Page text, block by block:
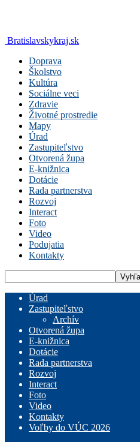
Bratislavskykraj.sk
Doprava
Školstvo
Kultúra
Sociálne veci
Zdravie
Životné prostredie
Mapy
Úrad
Zastupiteľstvo
Otvorená župa
E-knižnica
Dotácie
Rada partnerstva
Rozvoj
Interact
Foto
Video
Podujatia
Kontakty
Úrad
Zastupiteľstvo
Archív
Otvorená župa
E-knižnica
Dotácie
Rada partnerstva
Rozvoj
Interact
Foto
Video
Kontakty
Voľby do VÚC 2026